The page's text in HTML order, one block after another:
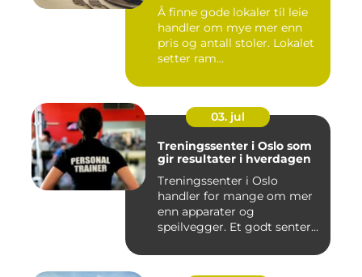
Å finne gode lokaler til leie
handler om mye mer enn
pris og antall stoler. Lokalet
setter ram...
03. jul
Treningssenter i Oslo som
gir resultater i hverdagen
Treningssenter i Oslo
handler for mange om mer
enn apparater og
speilvegger. Et godt senter